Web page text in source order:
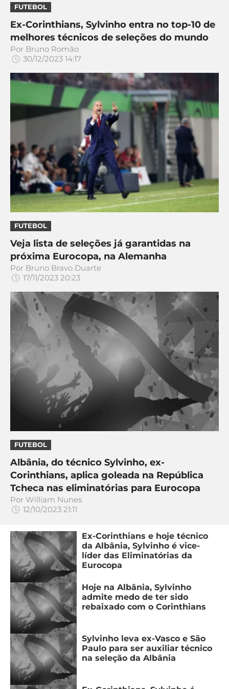
ONLINE
2026
GRÊMIO
ATLÉTICO
MG
CRUZEIRO
LALIGA
FUTEBOL
Ex-Corinthians, Sylvinho entra no top-10 de
melhores técnicos de seleções do mundo
Por Bruno Romão
30/12/2023 14:17
FUTEBOL
Veja lista de seleções já garantidas na
próxima Eurocopa, na Alemanha
Por Bruno Bravo Duarte
17/11/2023 20:23
FUTEBOL
Albânia, do técnico Sylvinho, ex-
Corinthians, aplica goleada na República
Tcheca nas eliminatórias para Eurocopa
Por William Nunes
12/10/2023 21:11
Ex-Corinthians e hoje técnico
da Albânia, Sylvinho é vice-
líder das Eliminatórias da
Eurocopa
Hoje na Albânia, Sylvinho
admite medo de ter sido
rebaixado com o Corinthians
Sylvinho leva ex-Vasco e São
Paulo para ser auxiliar técnico
na seleção da Albânia